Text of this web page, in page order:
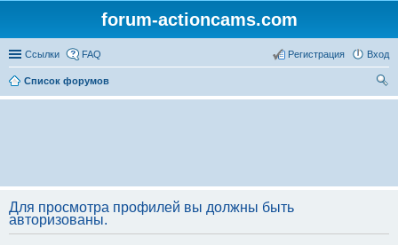
forum-actioncams.com
Ссылки FAQ Вход
Регистрация
Список форумов
ои
Для просмотра профилей вы должны быть
авторизованы.